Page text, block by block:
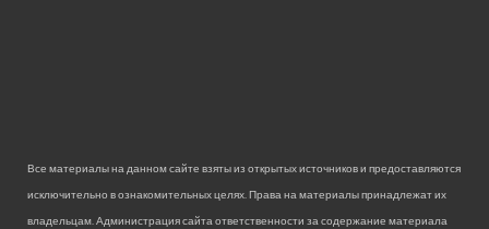
Все материалы на данном сайте взяты из открытых источников и предоставляются
исключительно в ознакомительных целях. Права на материалы принадлежат их
владельцам. Администрация сайта ответственности за содержание материала